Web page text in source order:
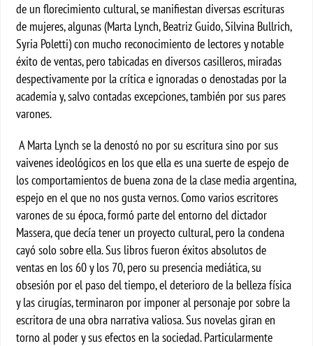
de un florecimiento cultural, se manifiestan diversas escrituras
de mujeres, algunas (Marta Lynch, Beatriz Guido, Silvina Bullrich,
Syria Poletti) con mucho reconocimiento de lectores y notable
éxito de ventas, pero tabicadas en diversos casilleros, miradas
despectivamente por la crítica e ignoradas o denostadas por la
academia y, salvo contadas excepciones, también por sus pares
varones.
A Marta Lynch se la denostó no por su escritura sino por sus
vaivenes ideológicos en los que ella es una suerte de espejo de
los comportamientos de buena zona de la clase media argentina,
espejo en el que no nos gusta vernos. Como varios escritores
varones de su época, formó parte del entorno del dictador
Massera, que decía tener un proyecto cultural, pero la condena
cayó solo sobre ella. Sus libros fueron éxitos absolutos de
ventas en los 60 y los 70, pero su presencia mediática, su
obsesión por el paso del tiempo, el deterioro de la belleza física
y las cirugías, terminaron por imponer al personaje por sobre la
escritora de una obra narrativa valiosa. Sus novelas giran en
torno al poder y sus efectos en la sociedad. Particularmente